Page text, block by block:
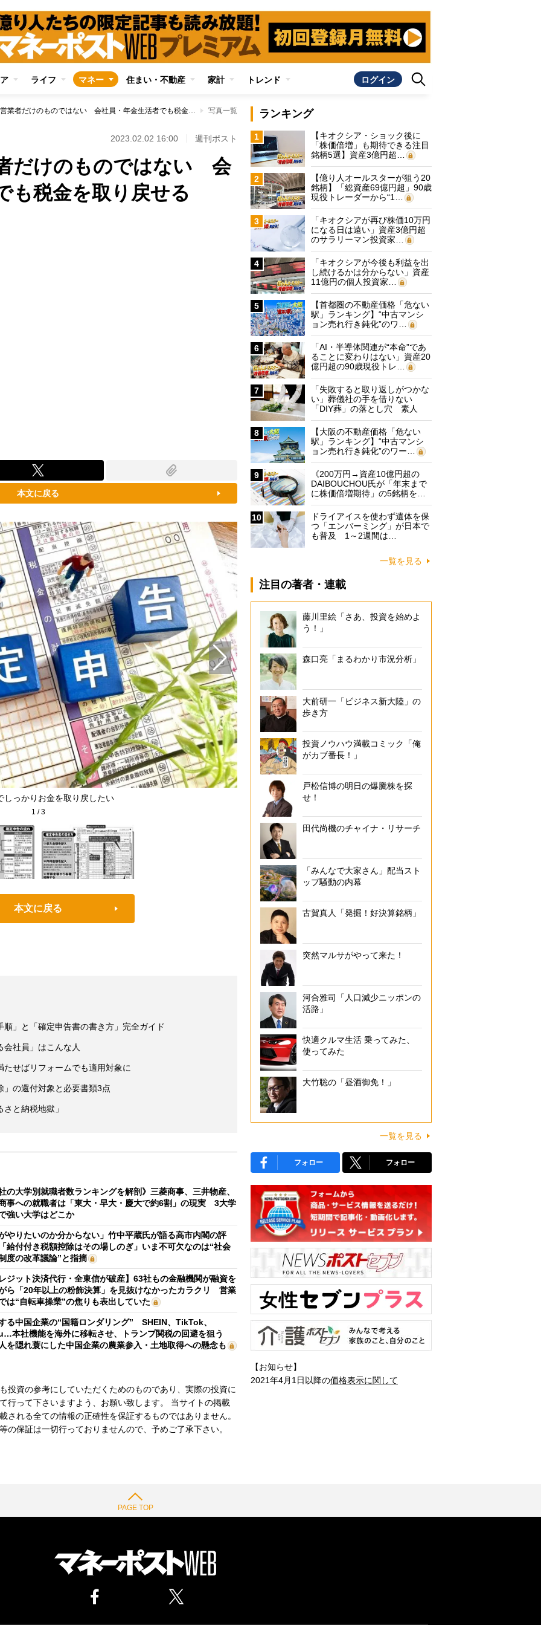
ライフ マネー 住まい・不動産 家計 トレンド ログイン
確定申告は自営業者だけのものではない 会社員・年金生活者でも税金を取り戻せる 写真一覧
2023.02.02 16:00 週刊ポスト
だけのものではない 会
も税金を取り戻せる
本文に戻る
しっかりお金を取り戻したい
1 /3
本文に戻る
」と「確定申告書の書き方」完全ガイド
社員」はこんな人
せばリフォームでも適用対象に
の還付対象と必要書類3点
と納税地獄」
の大学別就職者数ランキングを解剖》三菱商事、三井物産、
事への就職者は「東大・早大・慶大で約6割」の現実 3大学
強い大学はどこか
やりたいのか分からない」竹中平蔵氏が語る高市内閣の評
付付き税額控除はその場しのぎ」いま不可欠なのは“社会
度の改革議論”と指摘
ジット決済代行・全東信が破産】63社もの金融機関が融資を
ら「20年以上の粉飾決算」を見抜けなかったカラクリ 営業
は“自転車操業”の焦りも表出していた
る中国企業の“国籍ロンダリング” SHEIN、TikTok、
本社機能を海外に移転させ、トランプ関税の回避を狙う
を隠れ蓑にした中国企業の農業参入・土地取得への懸念も
投資の参考にしていただくためのものであり、実際の投資に
行って下さいますよう、お願い致します。 当サイトの掲載
される全ての情報の正確性を保証するものではありません。
の保証は一切行っておりませんので、予めご了承下さい。
ランキング
1
【キオクシア・ショック後に
「株価倍増」も期待できる注目
銘柄5選】資産3億円超…
2
【億り人オールスターが狙う20
銘柄】「総資産69億円超」90歳
現役トレーダーから“1…
3
「キオクシアが再び株価10万円
になる日は遠い」資産3億円超
のサラリーマン投資家…
4
「キオクシアが今後も利益を出
し続けるかは分からない」資産
11億円の個人投資家…
5
【首都圏の不動産価格「危ない
駅」ランキング】“中古マンシ
ョン売れ行き鈍化”のワ…
6
「AI・半導体関連が“本命”であ
ることに変わりはない」資産20
億円超の90歳現役トレ…
7
「失敗すると取り返しがつかな
い」葬儀社の手を借りない
「DIY葬」の落とし穴 素人
に…
8
【大阪の不動産価格「危ない
駅」ランキング】“中古マンシ
ョン売れ行き鈍化”のワー…
9
《200万円→資産10億円超の
DAIBOUCHOU氏が「年末まで
に株価倍増期待」の5銘柄を…
10
ドライアイスを使わず遺体を保
つ「エンバーミング」が日本で
も普及 1～2週間は…
一覧を見る
注目の著者・連載
藤川里絵「さあ、投資を始めよ
う！」
森口亮「まるわかり市況分析」
大前研一「ビジネス新大陸」の
歩き方
投資ノウハウ満載コミック「俺
がカブ番長！」
戸松信博の明日の爆騰株を探
せ！
田代尚機のチャイナ・リサーチ
「みんなで大家さん」配当スト
ップ騒動の内幕
古賀真人「発掘！好決算銘柄」
突然マルサがやって来た！
河合雅司「人口減少ニッポンの
活路」
快適クルマ生活 乗ってみた、
使ってみた
大竹聡の「昼酒御免！」
一覧を見る
フォロー フォロー
【お知らせ】
2021年4月1日以降の価格表示に関して
PAGE TOP